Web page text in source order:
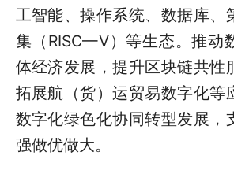
工智能、操作系统、数据库、
集（RISC—Ⅴ）等生态。推动
体经济发展，提升区块链共性
拓展航（货）运贸易数字化等
数字化绿色化协同转型发展，
强做优做大。